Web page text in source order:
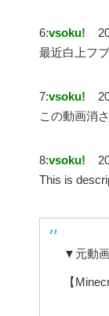
6:vsoku!
最近白上フ
7:vsoku!
この動画消
8:vsoku!
This is
▼元動
【